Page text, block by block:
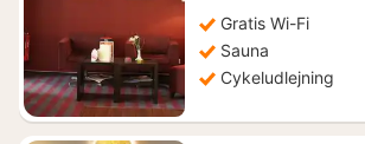
Gratis Wi-Fi
Sauna
Cykeludlejning